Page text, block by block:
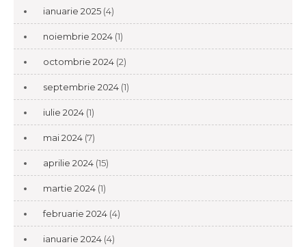
ianuarie 2025 (4)
noiembrie 2024 (1)
octombrie 2024 (2)
septembrie 2024 (1)
iulie 2024 (1)
mai 2024 (7)
aprilie 2024 (15)
martie 2024 (1)
februarie 2024 (4)
ianuarie 2024 (4)